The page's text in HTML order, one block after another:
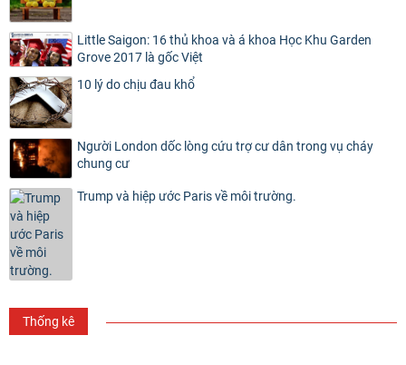
Little Saigon: 16 thủ khoa và á khoa Học Khu Garden
Grove 2017 là gốc Việt
10 lý do chịu đau khổ
Người London dốc lòng cứu trợ cư dân trong vụ cháy
chung cư
Trump và hiệp ước Paris về môi trường.
Thống kê